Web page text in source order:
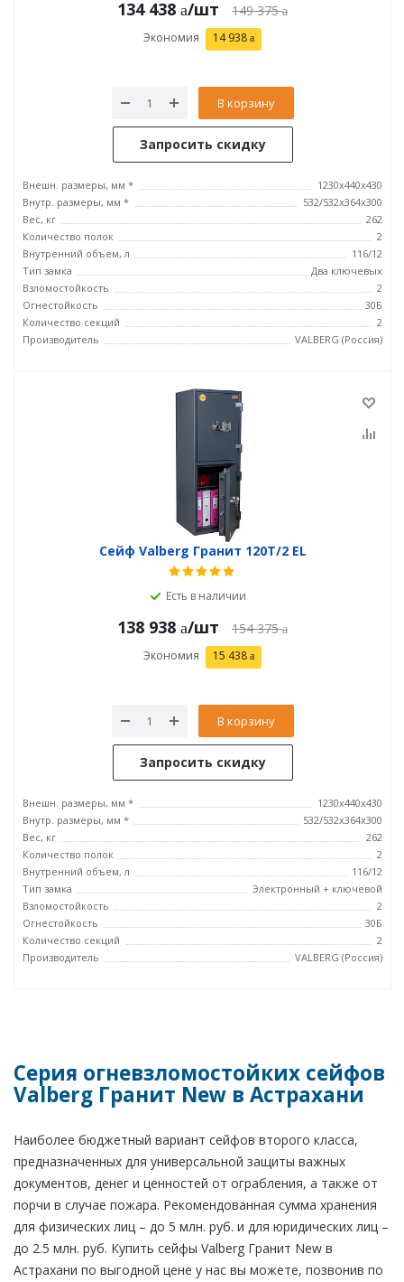
134 438 /шт 149 375
Экономия 14 938
В корзину
Запросить скидку
Внешн. размеры, мм *
1230x440x430
Внутр. размеры, мм *
532/532x364x300
Вес, кг
262
Количество полок
2
Внутренний объем, л
116/12
Тип замка
Два ключевых
Взломостойкость
2
Огнестойкость
30Б
Количество секций
2
Производитель
VALBERG (Россия)
Сейф Valberg Гранит 120T/2 EL
Есть в наличии
138 938 /шт 154 375
Экономия 15 438
В корзину
Запросить скидку
Внешн. размеры, мм *
1230x440x430
Внутр. размеры, мм *
532/532x364x300
Вес, кг
262
Количество полок
2
Внутренний объем, л
116/12
Тип замка
Электронный + ключевой
Взломостойкость
2
Огнестойкость
30Б
Количество секций
2
Производитель
VALBERG (Россия)
Серия огневзломостойких сейфов
Valberg Гранит New в Астрахани
Наиболее бюджетный вариант сейфов второго класса,
предназначенных для универсальной защиты важных
документов, денег и ценностей от ограбления, а также от
порчи в случае пожара. Рекомендованная сумма хранения
для физических лиц – до 5 млн. руб. и для юридических лиц –
до 2.5 млн. руб. Купить сейфы Valberg Гранит New в
Астрахани по выгодной цене у нас вы можете, позвонив по